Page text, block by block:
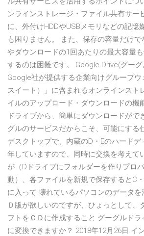
ンラインストレージ・ファイル共有サー
に、外付けHDDやUSBメモリなどの記憶
も困りません。 また、保存の容量だけ
やダウンロードの1回あたりの最大容量
するのは困難です。 Google Drive(グーグ
Google社が提供する企業向けグループウ
スイート）」に含まれるオンラインスト
イルのアップロード・ダウンロードの機
ドライブから、簡単にダウンロードがで
グルのサービスだからこそ、可能にする
デスクトップで、内蔵のD・Eのハード
年していますので、同時に交換を考えて
が（Dドライブにフォルダーを作りプロ
動）、各ファイルを新規で保存するとC
に入って 壊れているパソコンのデータを
Ｄ版が欲しいのですが、ひょっとして、
フトをＣＤに作成すること グーグルド
に変換できますか？ 2018年12月26日 イ